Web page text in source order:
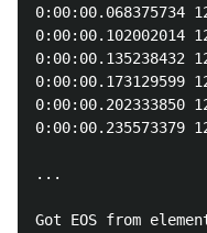
...
Got EOS from